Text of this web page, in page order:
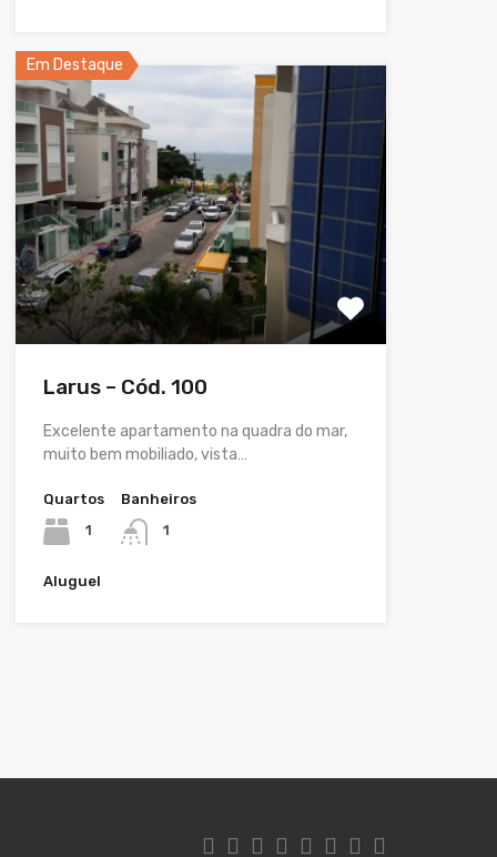
Em Destaque
Larus – Cód. 100
Excelente apartamento na quadra do mar,
muito bem mobiliado, vista…
Quartos
1
Banheiros
1
Aluguel